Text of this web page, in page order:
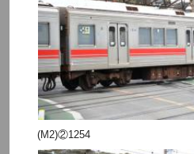
(M2)②1254